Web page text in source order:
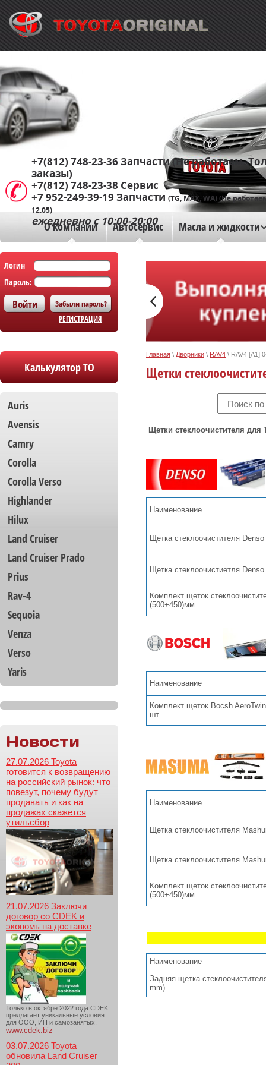
О компании Автосервис Масла и жидкости
+7(812) 748-23-36 Запчасти (Не работаем.
заказы)
+7(812) 748-23-38 Сервис
+7 952-249-39-19 Запчасти (TG, MAX, WA) (Не
12.05)
ежедневно с 10:00-20:00
Логин
Пароль:
Забыли пароль?
РЕГИСТРАЦИЯ
Калькулятор ТО
Auris
Avensis
Camry
Corolla
Сorolla Verso
Highlander
Hilux
Land Cruiser
Land Cruiser Prado
Prius
Rav-4
Sequoia
Venza
Verso
Yaris
Новости
27.07.2026 Toyota
готовится к возвращению
на российский рынок: что
повезут, почему будут
продавать и как на
продажах скажется
утильсбор
21.07.2026 Заключи
договор со CDEK и
экономь на доставке
Только в октябре 2022 года CDEK
предлагает уникальные условия
для ООО, ИП и самозанятых.
www.cdek.biz
03.07.2026 Toyota
обновила Land Cruiser
Главная \ Дворники \ RAV4 \ RAV4 [A1]
Щетки
Щетки стеклоочистителя для
Наименование
Щетка стеклоочистителя
Щетка стеклоочистиетля
Комплект щеток
(500+450)мм
Наименование
Комплект щеток Bocsh
шт
Наименование
Щетка стеклоочистителя
Щетка стеклоочистителя
Комплект щеток
(500+450)мм
Наименование
Задняя щетка
mm)